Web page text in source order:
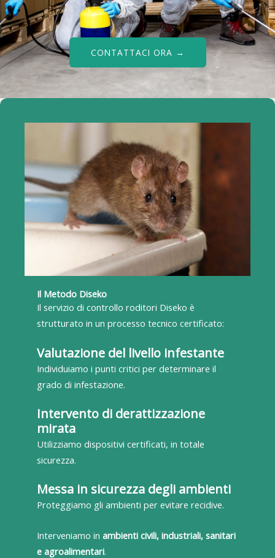
CONTATTACI ORA →
Il Metodo Diseko
Il servizio di controllo roditori Diseko è
strutturato in un processo tecnico certificato:
Valutazione del livello infestante
Individuiamo i punti critici per determinare il
grado di infestazione.
Intervento di derattizzazione
mirata
Utilizziamo dispositivi certificati, in totale
sicurezza.
Messa in sicurezza degli ambienti
Proteggiamo gli ambienti per evitare recidive.
Interveniamo in ambienti civili, industriali, sanitari
e agroalimentari.